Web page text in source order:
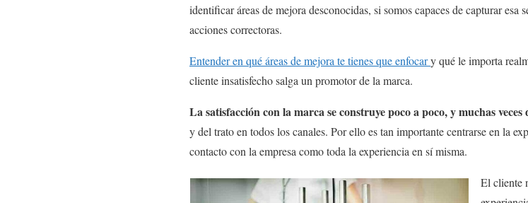
identificar áreas de mejora desconocidas, si somos capaces de capturar
acciones correctoras.
Entender en qué áreas de mejora te tienes que enfocary qué le importa
cliente insatisfecho salga un promotor de la marca.
La satisfacción con la marca se construye poco a poco, y muchas veces
y del trato en todos los canales. Por ello es tan importante centrarse en la
contacto con la empresa como toda la experiencia en sí misma.
El cliente